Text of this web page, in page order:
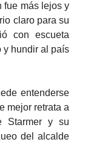
fue más lejos y
claro para su
con escueta
y hundir al país
entenderse
mejor retrata a
Starmer y su
del alcalde